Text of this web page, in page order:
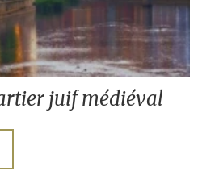
juif médiéval